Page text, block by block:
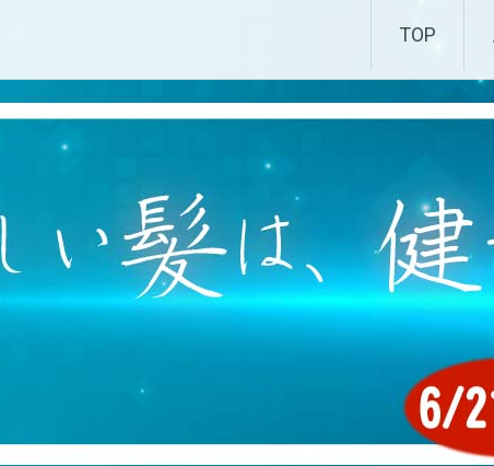
シイのエムディ化粧品 |
TOP